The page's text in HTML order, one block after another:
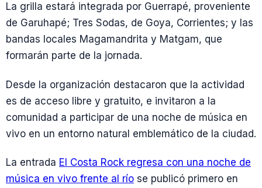
La grilla estará integrada por Guerrapé, proveniente
de Garuhapé; Tres Sodas, de Goya, Corrientes; y las
bandas locales Magamandrita y Matgam, que
formarán parte de la jornada.
Desde la organización destacaron que la actividad
es de acceso libre y gratuito, e invitaron a la
comunidad a participar de una noche de música en
vivo en un entorno natural emblemático de la ciudad.
La entrada El Costa Rock regresa con una noche de
música en vivo frente al río se publicó primero en